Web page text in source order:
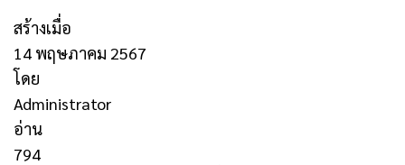
สร้างเมื่อ
14 พฤษภาคม 2567
โดย
Administrator
อ่าน
794